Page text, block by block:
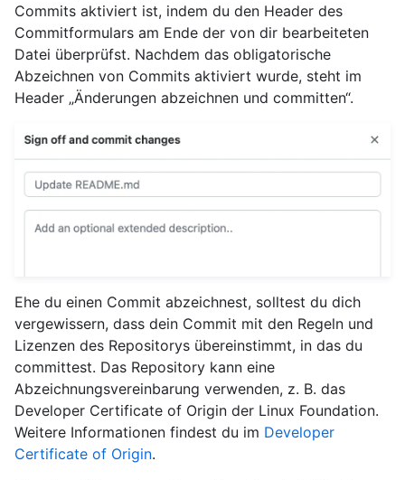
Commits aktiviert ist, indem du den Header des
Commitformulars am Ende der von dir bearbeiteten
Datei überprüfst. Nachdem das obligatorische
Abzeichnen von Commits aktiviert wurde, steht im
Header „Änderungen abzeichnen und committen“.
Ehe du einen Commit abzeichnest, solltest du dich
vergewissern, dass dein Commit mit den Regeln und
Lizenzen des Repositorys übereinstimmt, in das du
committest. Das Repository kann eine
Abzeichnungsvereinbarung verwenden, z. B. das
Developer Certificate of Origin der Linux Foundation.
Weitere Informationen findest du im Developer
Certificate of Origin.